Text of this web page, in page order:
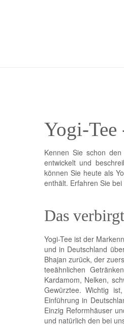
Yogi-Tee
Kennen Sie schon
entwickelt und
können Sie heute als
enthält. Erfahren Sie
Das
Yogi-Tee ist der
und in Deutschland
Bhajan zurück, der
teeähnlichen
Kardamom, Nelken,
Gewürztee. Wichtig
Einführung in
Einzig Reformhäuser
und natürlich den bei